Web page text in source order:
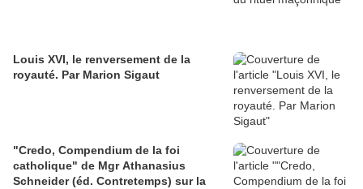
Louis XVI, le renversement de la
royauté. Par Marion Sigaut
"Credo, Compendium de la foi
catholique" de Mgr Athanasius
Schneider (éd. Contretemps) sur la